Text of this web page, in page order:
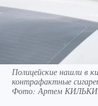
Полицейские нашли в
контрафактные
Фото:Артем